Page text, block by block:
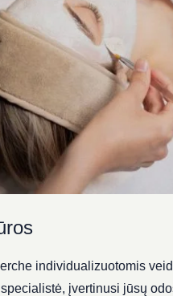
individualizuotomis
įvertinusi jūsų